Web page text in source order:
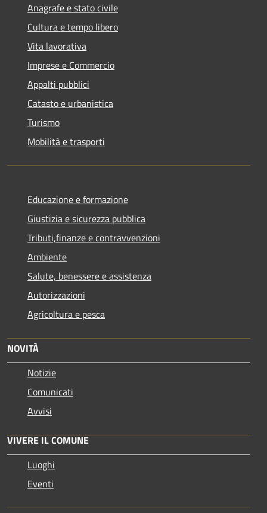
Anagrafe e stato civile
Cultura e tempo libero
Vita lavorativa
Imprese e Commercio
Appalti pubblici
Catasto e urbanistica
Turismo
Mobilità e trasporti
Educazione e formazione
Giustizia e sicurezza pubblica
Tributi,finanze e contravvenzioni
Ambiente
Salute, benessere e assistenza
Autorizzazioni
Agricoltura e pesca
NOVITÀ
Notizie
Comunicati
Avvisi
VIVERE IL COMUNE
Luoghi
Eventi